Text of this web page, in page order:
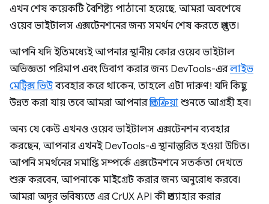
এখন শেষ কয়েকটি বৈশিষ্ট্য পাঠানো হয়েছে, আমরা অবশেষে
ওয়েব ভাইটালস এক্সটেনশনের জন্য সমর্থন শেষ করতে প্রস্তুত।
আপনি যদি ইতিমধ্যেই আপনার স্থানীয় কোর ওয়েব ভাইটাল
অভিজ্ঞতা পরিমাপ এবং ডিবাগ করার জন্য DevTools-এরলাইভ
মেট্রিক্স ভিউব্যবহার করে থাকেন, তাহলে এটা দারুণ! যদি কিছু
উন্নত করা যায় তবে আমরা আপনারপ্রতিক্রিয়া শুনতে আগ্রহী হব।
অন্য যে কেউ এখনও ওয়েব ভাইটালস এক্সটেনশন ব্যবহার
করছেন, আপনার এখনই DevTools-এ স্থানান্তরিত হওয়া উচিত।
আপনি সমর্থনের সমাপ্তি সম্পর্কে এক্সটেনশনে সতর্কতা দেখতে
শুরু করবেন, আপনাকে মাইগ্রেট করার জন্য অনুরোধ করবে।
আমরা অদূর ভবিষ্যতে এর CrUX API কী প্রত্যাহার করার